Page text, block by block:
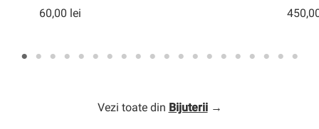
60,00 lei
Vezi toate din Bijuterii→